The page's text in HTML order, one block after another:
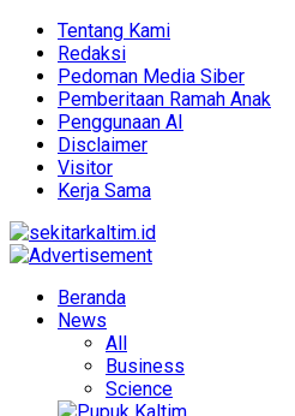
Tentang Kami
Redaksi
Pedoman Media Siber
Pemberitaan Ramah Anak
Penggunaan AI
Disclaimer
Visitor
Kerja Sama
Beranda
News
All
Business
Science